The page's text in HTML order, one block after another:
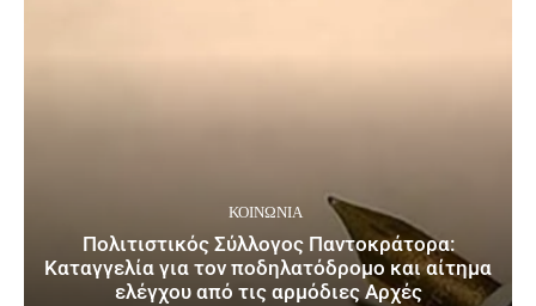
ΚΟΙΝΩΝΙΑ
Πολιτιστικός Σύλλογος Παντοκράτορα:
Καταγγελία για τον ποδηλατόδρομο και αίτημα
ελέγχου από τις αρμόδιες Αρχές